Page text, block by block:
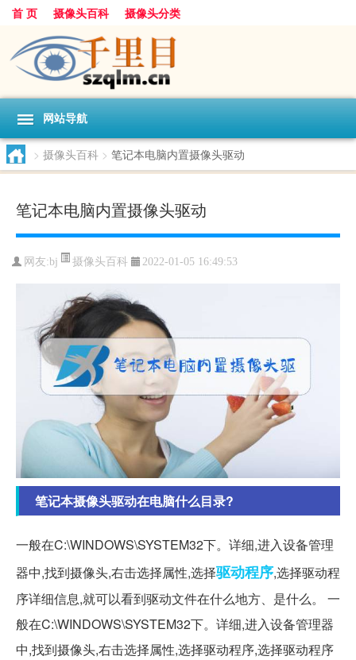
首 页 摄像头百科 摄像头分类
网站导航
> 摄像头百科 > 笔记本电脑内置摄像头驱动
笔记本电脑内置摄像头驱动
网友:bj 摄像头百科 2022-01-05 16:49:53
笔记本摄像头驱动在电脑什么目录?
一般在C:\WINDOWS\SYSTEM32下。详细,进入设备管理
器中,找到摄像头,右击选择属性,选择驱动程序,选择驱动程
序详细信息,就可以看到驱动文件在什么地方、是什么。 一
般在C:\WINDOWS\SYSTEM32下。详细,进入设备管理器
中,找到摄像头,右击选择属性,选择驱动程序,选择驱动程序